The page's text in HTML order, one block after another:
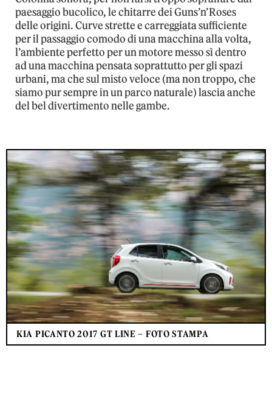
paesaggio bucolico, le chitarre dei Guns’n’Roses
delle origini. Curve strette e carreggiata sufficiente
per il passaggio comodo di una macchina alla volta,
l’ambiente perfetto per un motore messo sì dentro
ad una macchina pensata soprattutto per gli spazi
urbani, ma che sul misto veloce (ma non troppo, che
siamo pur sempre in un parco naturale) lascia anche
del bel divertimento nelle gambe.
KIA PICANTO 2017 GT LINE – FOTO STAMPA